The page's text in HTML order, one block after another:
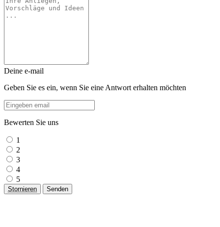
Deine e-mail
Geben Sie es ein, wenn Sie eine Antwort erhalten möchten
Bewerten Sie uns
1
2
3
4
5
Stornieren Senden